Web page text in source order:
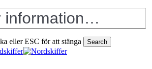
eller ESC för att stänga
Search